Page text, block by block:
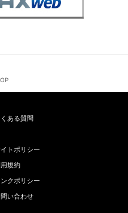
ある質問
トポリシー
規約
ンクポリシー
い合わせ